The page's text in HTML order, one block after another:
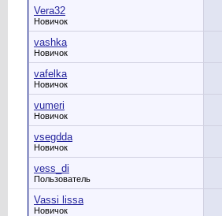
Vera32
Новичок
vashka
Новичок
vafelka
Новичок
vumeri
Новичок
vsegdda
Новичок
vess_di
Пользователь
Vassi lissa
Новичок